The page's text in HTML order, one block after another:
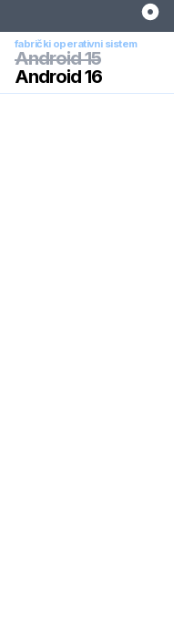
fabrički operativni sistem
Android 15
Android 16